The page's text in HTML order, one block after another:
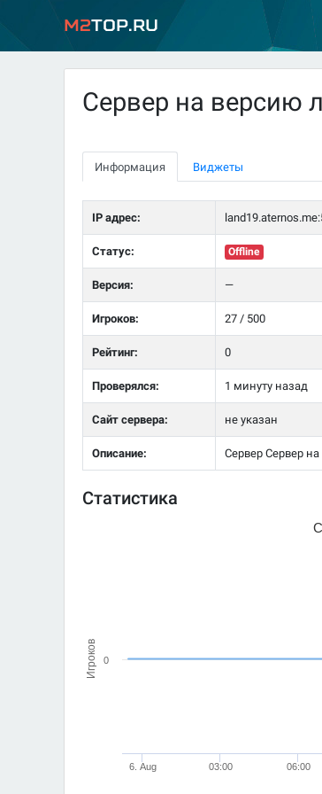
M2Top.ru
Сервер на версию
Информация Виджеты
IP адрес:
Статус: Offline
Версия: —
Игроков: 27 / 500
Рейтинг: 0
Проверялся: 1 минуту назад
Сайт сервера: не указан
Описание: Сервер Сервер
Статистика
Игроков
6. Aug 03:00 06:00
0